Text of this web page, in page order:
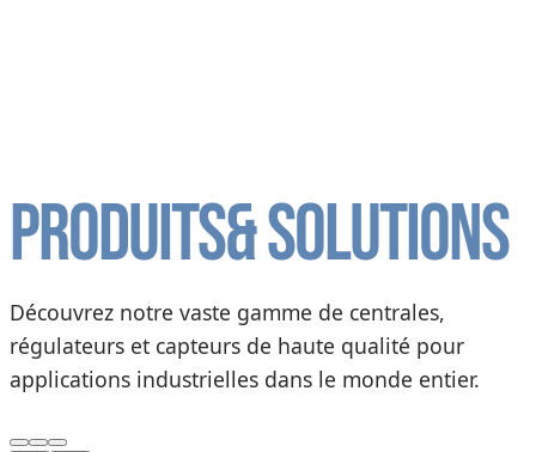
Produits& solutions
Découvrez notre vaste gamme de centrales,
régulateurs et capteurs de haute qualité pour
applications industrielles dans le monde entier.